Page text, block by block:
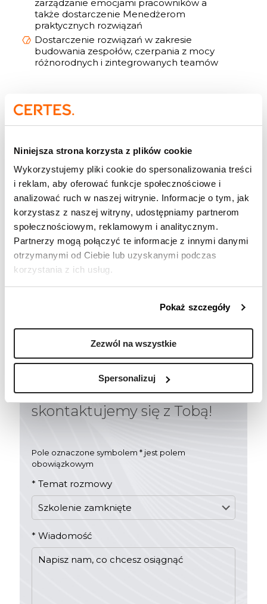
Niniejsza strona korzysta z plików cookie
Wykorzystujemy pliki cookie do spersonalizowania treści
i reklam, aby oferować funkcje społecznościowe i
analizować ruch w naszej witrynie. Informacje o tym, jak
korzystasz z naszej witryny, udostępniamy partnerom
społecznościowym, reklamowym i analitycznym.
Partnerzy mogą połączyć te informacje z innymi danymi
otrzymanymi od Ciebie lub uzyskanymi podczas
korzystania z ich usług.
Pokaż szczegóły
Zezwól na wszystkie
Spersonalizuj
zarządzanie emocjami pracowników a
także dostarczenie Menedżerom
praktycznych rozwiązań
Dostarczenie rozwiązań w zakresie
budowania zespołów, czerpania z mocy
różnorodnych i zintegrowanych teamów
Dla kogo jest ta gra?
możliwość realizacji standardowej rozgrywki bądź
istotnych dla Klienta oraz specyfiki grupy
Uczestników. Po emocjonującej rozgrywce,
Uczestnicy wspólnie z trenerem prowadzącym
podzielą się doświadczeniami oraz porozmawiają
o tym, w jaki sposób wiedzę o mechanizmach
ludzkiego umysłu wykorzystać w codziennej pracy.
Gwarantujemy wielokrotne zaskoczenia oraz efekt
WOW! Gra dedykowana jest liderom, specjalistom,
decydentom, kadrze menedżerskiej oraz
członkom zespołów.
rekomendujemy spotkanie z ekspertem CERTES.
Chcesz wiedzieć więcej?
Zostaw numer telefonu, a
skontaktujemy się z Tobą!
Pole oznaczone symbolem * jest polem
obowiązkowym
* Temat rozmowy
* Wiadomość